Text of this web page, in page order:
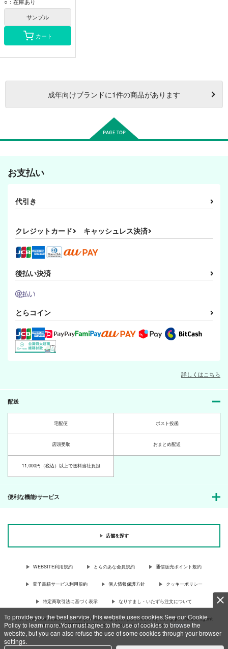
To provide you the best service, this website uses cookies.See our Cookie
Policy to learn more.You must agree to the use of cookies to browse the
website, but you can also refuse the use of some cookies through your browser
settings.
○：在庫あり
サンプル
カート
成年向けブランドに1件の商品があります
お支払い
代引き
クレジットカード キャッシュレス決済
後払い決済
とらコイン
詳しくはこちら
配送
宅配便 ポスト投函
店頭受取 おまとめ配送
11,000円（税込）以上で送料当社負担
便利な機能/サービス
店舗を探す
WEBSITE利用規約 とらのあな会員規約 通信販売ポイント規約
電子書籍サービス利用規約 個人情報保護方針 クッキーポリシー
特定商取引法に基づく表示 なりすまし・いたずら注文について
For Overseas customer, now you can ship your purchases by using purchases agent
services “AOCS”! Click {more…} for more information …more